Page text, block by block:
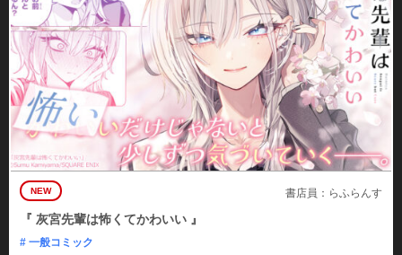
NEW 書店員：らふらんす
『 灰宮先輩は怖くてかわいい 』
# 一般コミック